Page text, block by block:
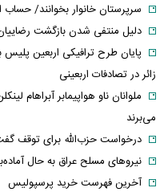
سرپرستان خانوار بخوانند/ حساب این افراد ۴ میلیون
دلیل منتفی شدن بازگشت
زائر در تصادفات اربعینی
ملوانان ناو هواپیمابر آبراهام
می‌برند
درخواست حزب‌الله برای توقف
نیروهای مسلح عراق به حال
آخرین فهرست خرید پرسپولیس